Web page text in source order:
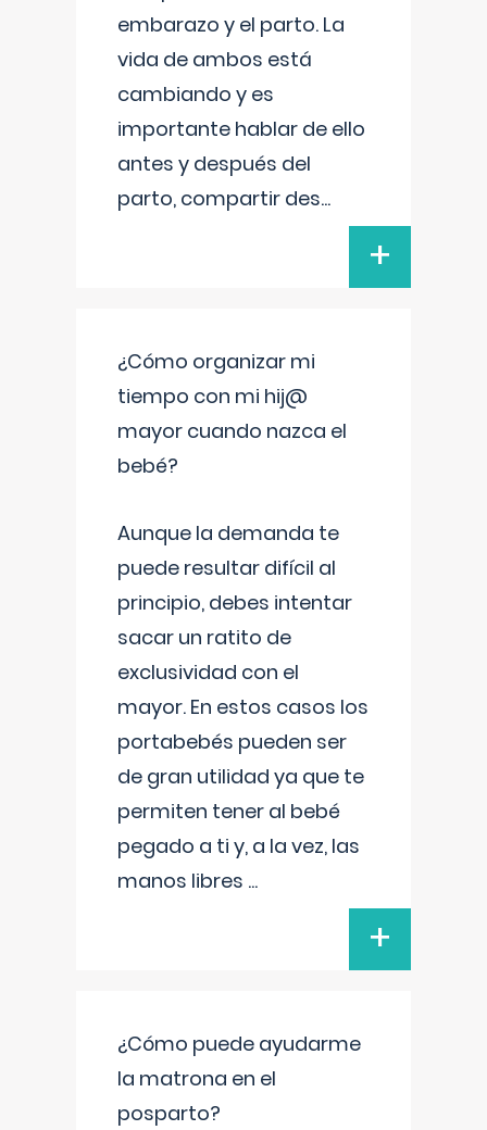
embarazo y el parto. La
vida de ambos está
cambiando y es
importante hablar de ello
antes y después del
parto, compartir des...
+
¿Cómo organizar mi
tiempo con mi hij@
mayor cuando nazca el
bebé?
Aunque la demanda te
puede resultar difícil al
principio, debes intentar
sacar un ratito de
exclusividad con el
mayor. En estos casos los
portabebés pueden ser
de gran utilidad ya que te
permiten tener al bebé
pegado a ti y, a la vez, las
manos libres ...
+
¿Cómo puede ayudarme
la matrona en el
posparto?